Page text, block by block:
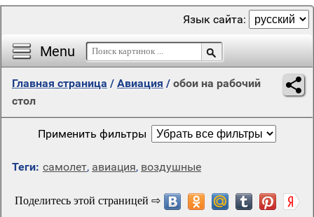
Menu
Язык сайта:
Главная страница / Авиация / обои на рабочий
стол
Применить фильтры
Теги: самолет, авиация, воздушные